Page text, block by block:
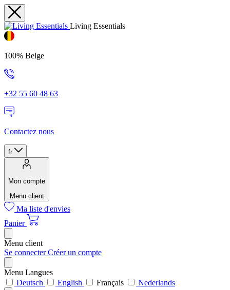
Living Essentials
100% Belge
+32 55 60 48 63
Contactez nous
fr
Mon compte
Menu client
Ma liste d'envies
Panier
Menu client
Se connecterCréer un compte
Menu Langues
Deutsch
English Français Nederlands